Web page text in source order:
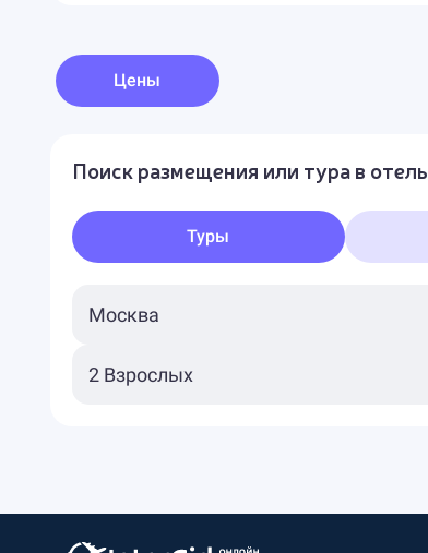
Цены
Поиск размещения или тура в отель
Туры